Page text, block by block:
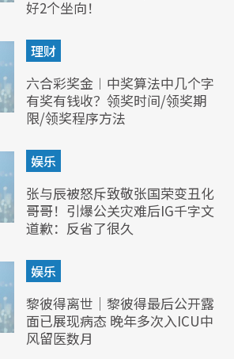
好2个坐向！
理财
六合彩奖金︱中奖算法中几个字
有奖有钱收？领奖时间/领奖期
限/领奖程序方法
娱乐
张与辰被怒斥致敬张国荣变丑化
哥哥！引爆公关灾难后IG千字文
道歉：反省了很久
娱乐
黎彼得离世｜黎彼得最后公开露
面已展现病态 晚年多次入ICU中
风留医数月